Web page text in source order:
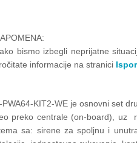
bismo izbegli neprijatne
informacije na stranici
PWA64-KIT2-WE je osnovni set
preko centrale (on-board), uz
sa: sirene za spoljnu i